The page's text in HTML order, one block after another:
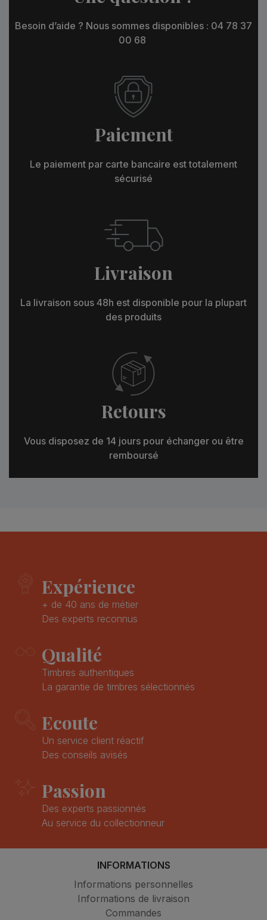
Besoin d’aide ? Nous sommes disponibles : 04 78 37
00 68
Paiement
Le paiement par carte bancaire est totalement
sécurisé
Livraison
La livraison sous 48h est disponible pour la plupart
des produits
Retours
Vous disposez de 14 jours pour échanger ou être
remboursé
Expérience
+ de 40 ans de métier
Des experts reconnus
Qualité
Timbres authentiques
La garantie de timbres sélectionnés
Ecoute
Un service client réactif
Des conseils avisés
Passion
Des experts passionnés
Au service du collectionneur
INFORMATIONS
Informations personnelles
Informations de livraison
Commandes